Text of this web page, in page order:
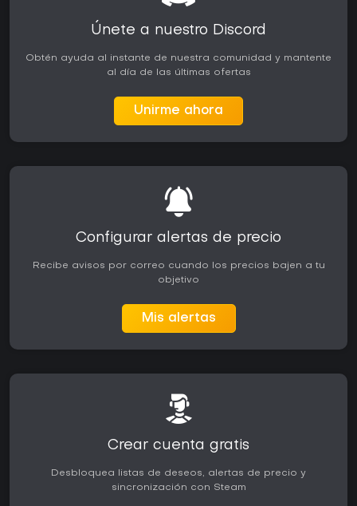
Únete a nuestro Discord
Obtén ayuda al instante de nuestra comunidad y mantente
al día de las últimas ofertas
Unirme ahora
Configurar alertas de precio
Recibe avisos por correo cuando los precios bajen a tu
objetivo
Mis alertas
Crear cuenta gratis
Desbloquea listas de deseos, alertas de precio y
sincronización con Steam